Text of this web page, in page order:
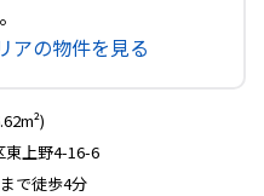
アの物件を見る
東上野4-16-6
で徒歩4分